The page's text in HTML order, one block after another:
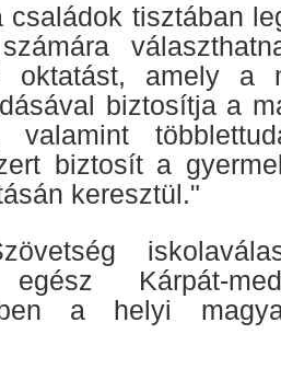
családok tisztában
oktatást, amely a
biztosítja a
valamint
biztosít a
keresztül."
Kárpát-
a helyi